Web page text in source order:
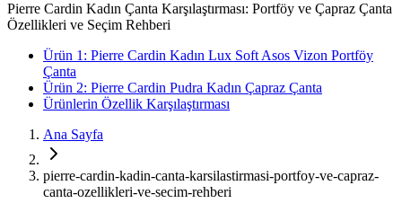
Pierre Cardin Kadın Çanta Karşılaştırması: Portföy ve Çapraz Çanta
Özellikleri ve Seçim Rehberi
Ürün 1: Pierre Cardin Kadın Lux Soft Asos Vizon Portföy
Çanta
Ürün 2: Pierre Cardin Pudra Kadın Çapraz Çanta
Ürünlerin Özellik Karşılaştırması
Ana Sayfa
pierre-cardin-kadin-canta-karsilastirmasi-portfoy-ve-capraz-
canta-ozellikleri-ve-secim-rehberi